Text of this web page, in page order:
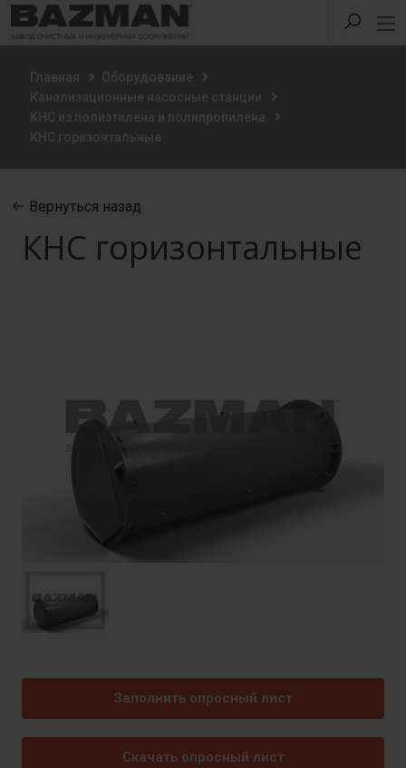
Главная
Оборудование
Канализационные насосные станции
КНС из полиэтилена и полипропилена
КНС горизонтальные
Вернуться назад
КНС горизонтальные
Заполнить опросный лист
Скачать опросный лист